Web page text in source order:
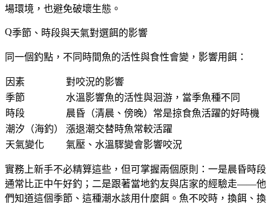
場環境，也避免破壞生態。
季節、時段與天氣對選餌的影響
同一個釣點，不同時間魚的活性與食性會變，影響用餌：
因素
對咬況的影響
季節
水溫影響魚的活性與洄游，當季魚種不同
時段
晨昏（清晨、傍晚）常是掠食魚活躍的好時機
潮汐（海釣）
漲退潮交替時魚常較活躍
天氣變化
氣壓、水溫驟變會影響咬況
實務上新手不必精算這些，但可掌握兩個原則：一是晨昏時段
通常比正中午好釣 ；二是跟著當地釣友與店家的經驗走——他
們知道這個季節、這種潮水該用什麼餌。魚不咬時，換餌、換